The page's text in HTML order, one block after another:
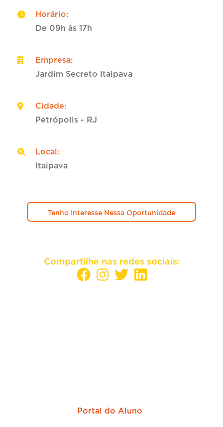
Horário:
De 09h às 17h
Empresa:
Jardim Secreto Itaipava
Cidade:
Petrópolis - RJ
Local:
Itaipava
Tenho Interesse Nessa Oportunidade
Compartilhe nas redes sociais:
Portal do Aluno